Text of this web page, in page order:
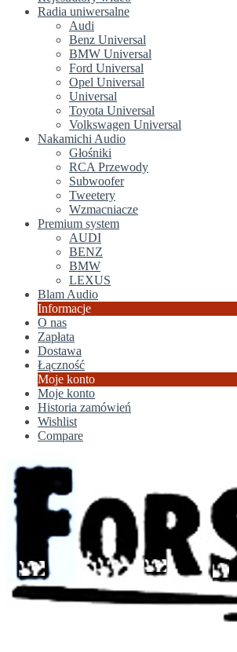
Radia uniwersalne
Audi
Benz Universal
BMW Universal
Ford Universal
Opel Universal
Universal
Toyota Universal
Volkswagen Universal
Nakamichi Audio
Głośniki
RCA Przewody
Subwoofer
Tweetery
Wzmacniacze
Premium system
AUDI
BENZ
BMW
LEXUS
Blam Audio
Informacje
O nas
Zapłata
Dostawa
Łączność
Moje konto
Moje konto
Historia zamówień
Wishlist
Compare